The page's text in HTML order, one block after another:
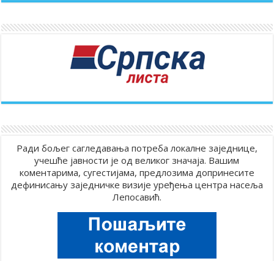
Ради бољег сагледавања потреба локалне заједнице,
учешће јавности је од великог значаја. Вашим
коментарима, сугестијама, предлозима допринесите
дефинисању заједничке визије уређења центра насеља
Лепосавић.